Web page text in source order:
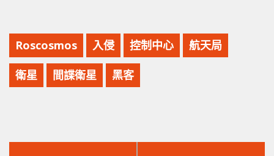
Roscosmos 入侵 控制中心 航天局
衛星 間諜衛星 黑客